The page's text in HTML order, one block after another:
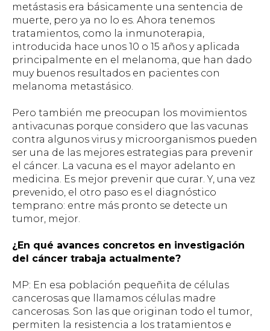
metástasis era básicamente una sentencia de
muerte, pero ya no lo es. Ahora tenemos
tratamientos, como la inmunoterapia,
introducida hace unos 10 o 15 años y aplicada
principalmente en el melanoma, que han dado
muy buenos resultados en pacientes con
melanoma metastásico.
Pero también me preocupan los movimientos
antivacunas porque considero que las vacunas
contra algunos virus y microorganismos pueden
ser una de las mejores estrategias para prevenir
el cáncer. La vacuna es el mayor adelanto en
medicina. Es mejor prevenir que curar. Y, una vez
prevenido, el otro paso es el diagnóstico
temprano: entre más pronto se detecte un
tumor, mejor.
¿En qué avances concretos en investigación
del cáncer trabaja actualmente?
MP: En esa población pequeñita de células
cancerosas que llamamos células madre
cancerosas. Son las que originan todo el tumor,
permiten la resistencia a los tratamientos e